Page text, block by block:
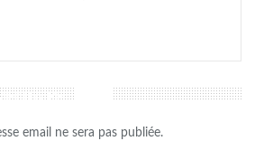
email ne sera pas publiée.